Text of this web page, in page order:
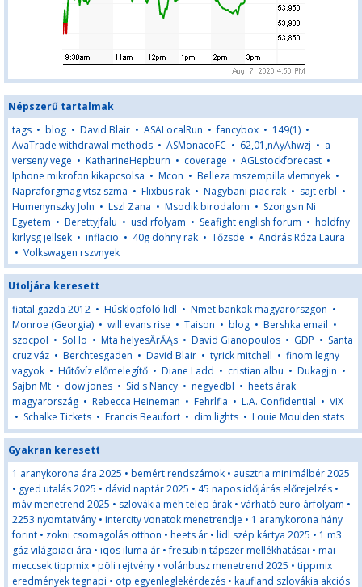
Népszerű tartalmak
tags • blog • David Blair • ASALocalRun •fancybox • 149(1) •
AvaTrade withdrawal methods • ASMonacoFC • 62,01,nAyAhwzj • a
verseny vege • KatharineHepburn • coverage • AGLstockforecast •
Iphone mikrofon kikapcsolsa • Mcon • Belleza mszempilla vlemnyek •
Napraforgmag vtsz szma • Flixbus rak • Nagybani piac rak • sajt erbl •
Humenynszky Joln • Lszl Zana • Msodik birodalom • Szongsin Ni
Egyetem • Berettyjfalu • usd rfolyam • Seafight english forum • holdfny
kirlysg jellsek • inflacio • 40g dohny rak • Tőzsde • András Róza Laura
• Volkswagen rszvnyek
Utoljára keresett
fiatal gazda 2012 • Húsklopfoló lidl • Nmet bankok magyarorszgon •
Monroe (Georgia) • will evans rise • Taison • blog • Bershka email •
szocpol • SoHo • Mta helyesĂ­rĂĄs • David Gianopoulos • GDP • Santa
cruz váz • Berchtesgaden • David Blair • tyrick mitchell • finom legny
vagyok • Hűtővíz előmelegítő • Diane Ladd • cristian albu • Dukagjin •
Sajbn Mt • dow jones • Sid s Nancy • negyedbl • heets árak
magyarország • Rebecca Heineman • Fehrlfia • L.A. Confidential • VIX
• Schalke Tickets • Francis Beaufort • dim lights • Louie Moulden stats
Gyakran keresett
1 aranykorona ára 2025 • bemért rendszámok • ausztria minimálbér 2025
• gyed utalás 2025 • dávid naptár 2025 • 45 napos időjárás előrejelzés •
máv menetrend 2025 • szlovákia méh telep árak • várható euro árfolyam •
2253 nyomtatvány • intercity vonatok menetrendje • 1 aranykorona hány
forint • zokni csomagolás otthon • heets ár • lidl szép kártya 2025 • 1 m3
gáz világpiaci ára • iqos iluma ár •fresubin tápszer mellékhatásai • mai
meccsek tippmix • pöli rejtvény • volánbusz menetrend 2025 • tippmix
eredmények tegnapi • otp egyenleglekérdezés • kaufland szlovákia akciós